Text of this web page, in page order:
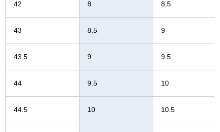
42 8 8.5
43 8.5 9
43.5 9 9.5
44 9.5 10
44.5 10 10.5